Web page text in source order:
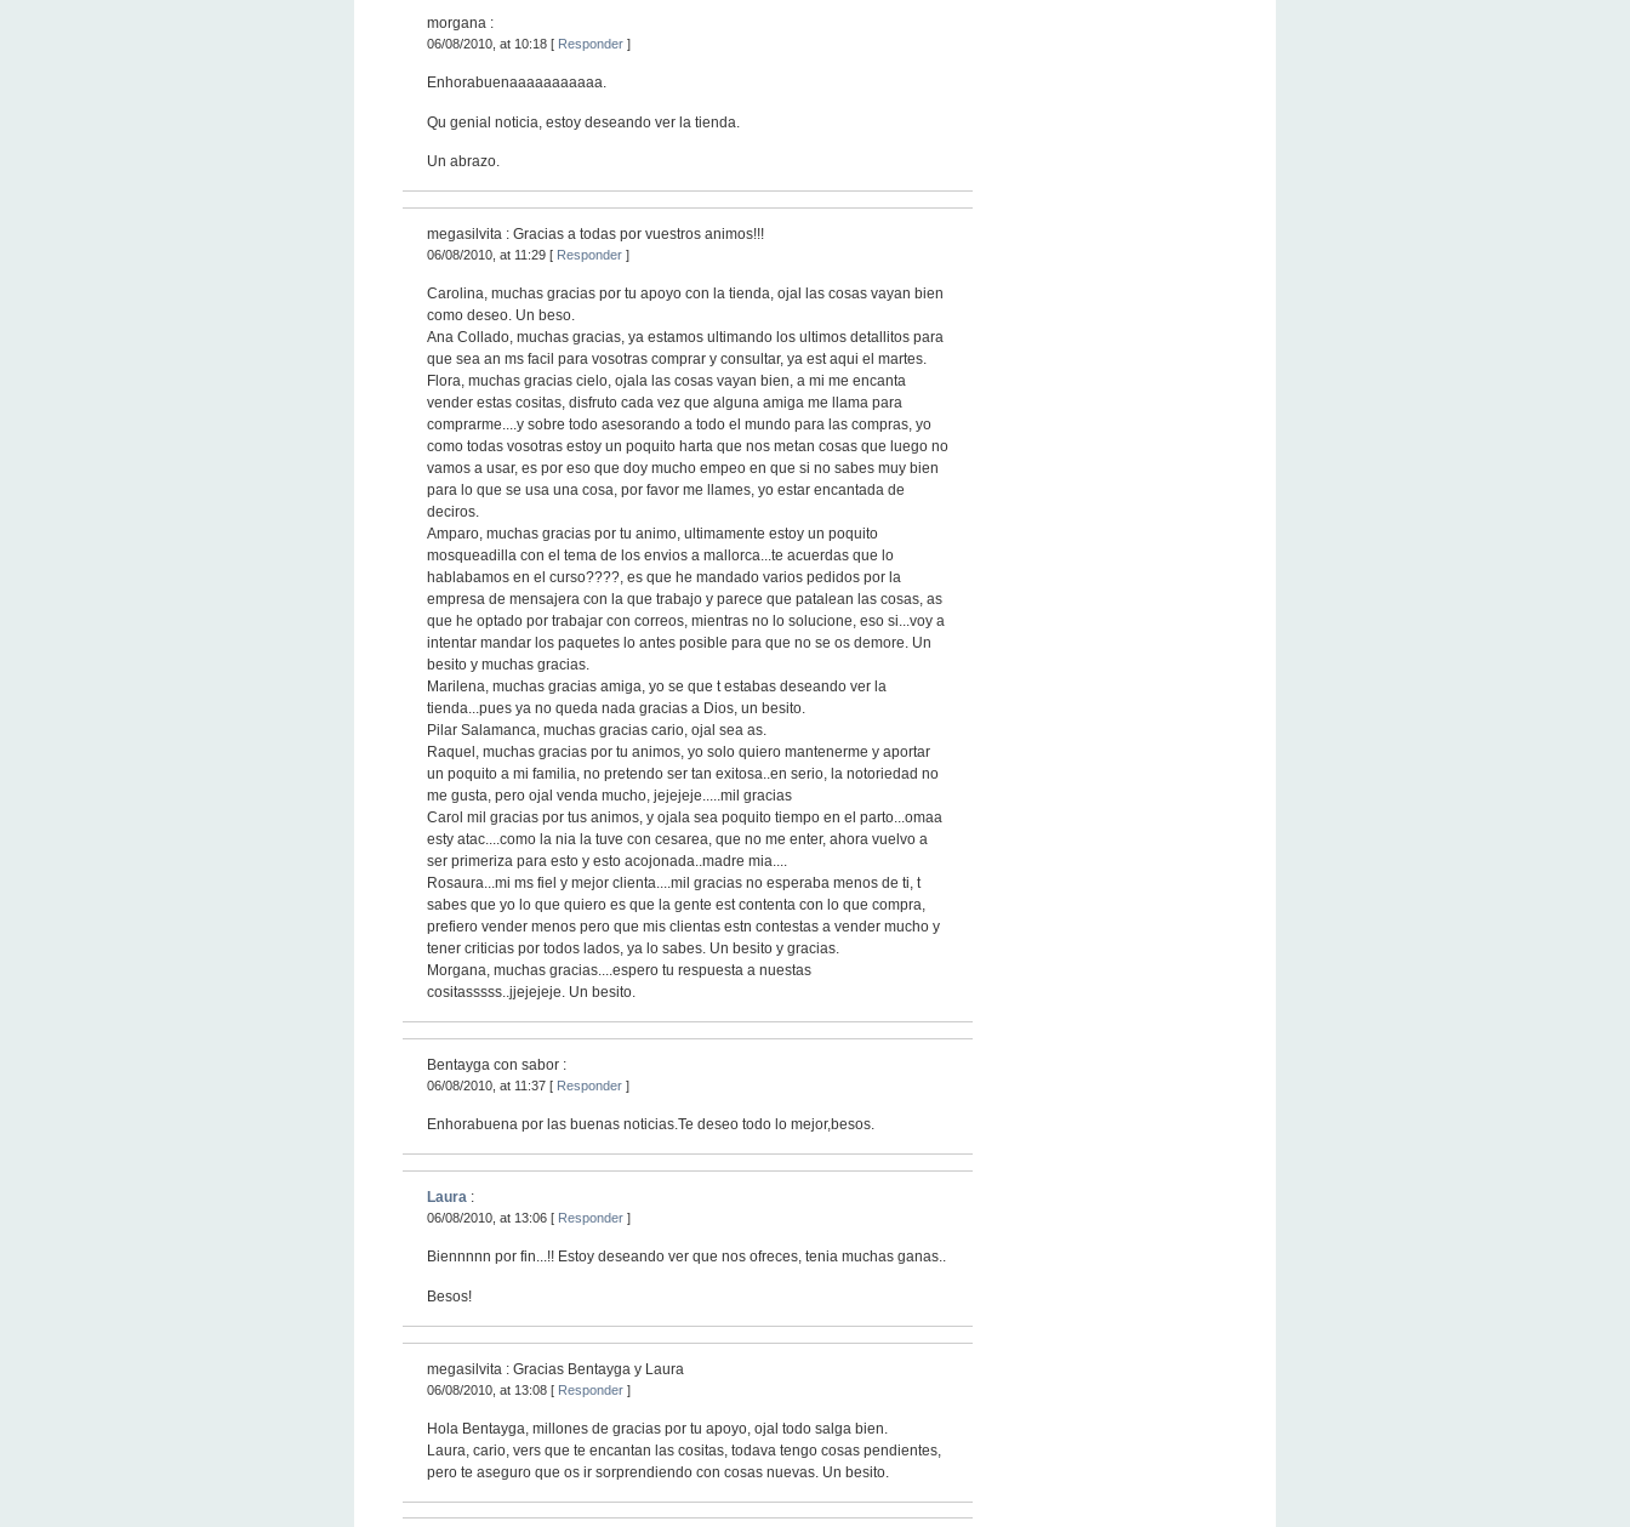
morgana :
06/08/2010, at 10:18 [ Responder ]
Enhorabuenaaaaaaaaaaa.
Qu genial noticia, estoy deseando ver la tienda.
Un abrazo.
megasilvita : Gracias a todas por vuestros animos!!!
06/08/2010, at 11:29 [ Responder ]
Carolina, muchas gracias por tu apoyo con la tienda, ojal las cosas vayan bien
como deseo. Un beso.
Ana Collado, muchas gracias, ya estamos ultimando los ultimos detallitos para
que sea an ms facil para vosotras comprar y consultar, ya est aqui el martes.
Flora, muchas gracias cielo, ojala las cosas vayan bien, a mi me encanta
vender estas cositas, disfruto cada vez que alguna amiga me llama para
comprarme....y sobre todo asesorando a todo el mundo para las compras, yo
como todas vosotras estoy un poquito harta que nos metan cosas que luego no
vamos a usar, es por eso que doy mucho empeo en que si no sabes muy bien
para lo que se usa una cosa, por favor me llames, yo estar encantada de
deciros.
Amparo, muchas gracias por tu animo, ultimamente estoy un poquito
mosqueadilla con el tema de los envios a mallorca...te acuerdas que lo
hablabamos en el curso????, es que he mandado varios pedidos por la
empresa de mensajera con la que trabajo y parece que patalean las cosas, as
que he optado por trabajar con correos, mientras no lo solucione, eso si...voy a
intentar mandar los paquetes lo antes posible para que no se os demore. Un
besito y muchas gracias.
Marilena, muchas gracias amiga, yo se que t estabas deseando ver la
tienda...pues ya no queda nada gracias a Dios, un besito.
Pilar Salamanca, muchas gracias cario, ojal sea as.
Raquel, muchas gracias por tu animos, yo solo quiero mantenerme y aportar
un poquito a mi familia, no pretendo ser tan exitosa..en serio, la notoriedad no
me gusta, pero ojal venda mucho, jejejeje.....mil gracias
Carol mil gracias por tus animos, y ojala sea poquito tiempo en el parto...omaa
esty atac....como la nia la tuve con cesarea, que no me enter, ahora vuelvo a
ser primeriza para esto y esto acojonada..madre mia....
Rosaura...mi ms fiel y mejor clienta....mil gracias no esperaba menos de ti, t
sabes que yo lo que quiero es que la gente est contenta con lo que compra,
prefiero vender menos pero que mis clientas estn contestas a vender mucho y
tener criticias por todos lados, ya lo sabes. Un besito y gracias.
Morgana, muchas gracias....espero tu respuesta a nuestas
cositasssss..jjejejeje. Un besito.
Bentayga con sabor :
06/08/2010, at 11:37 [ Responder ]
Enhorabuena por las buenas noticias.Te deseo todo lo mejor,besos.
Laura :
06/08/2010, at 13:06 [ Responder ]
Biennnnn por fin...!! Estoy deseando ver que nos ofreces, tenia muchas ganas..
Besos!
megasilvita : Gracias Bentayga y Laura
06/08/2010, at 13:08 [ Responder ]
Hola Bentayga, millones de gracias por tu apoyo, ojal todo salga bien.
Laura, cario, vers que te encantan las cositas, todava tengo cosas pendientes,
pero te aseguro que os ir sorprendiendo con cosas nuevas. Un besito.